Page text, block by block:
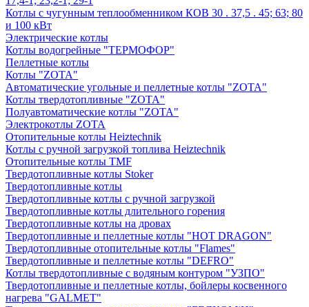
Котлы с чугунным теплообменником КОВ 30 . 37,5 . 45; 63; 80
и 100 кВт
Электрические котлы
Котлы водогрейные "ТЕРМОФОР"
Пеллетные котлы
Котлы "ZOTA"
Автоматические угольные и пеллетные котлы "ZOTA"
Котлы твердотопливные "ZOTA"
Полуавтоматические котлы "ZOTA"
Электрокотлы ZOTA
Отопительные котлы Heiztechnik
Котлы с ручной загрузкой топлива Heiztechnik
Отопительные котлы TMF
Твердотопливные котлы Stoker
Твердотопливные котлы
Твердотопливные котлы с ручной загрузкой
Твердотопливные котлы длительного горения
Твердотопливные котлы на дровах
Твердотопливные и пеллетные котлы "HOT DRAGON"
Твердотопливные отопительные котлы "Flames"
Твердотопливные и пеллетные котлы "DEFRO"
Котлы твердотопливные с водяным контуром "УЗПО"
Твердотопливные и пеллетные котлы, бойлеры косвенного
нагрева "GALMET"